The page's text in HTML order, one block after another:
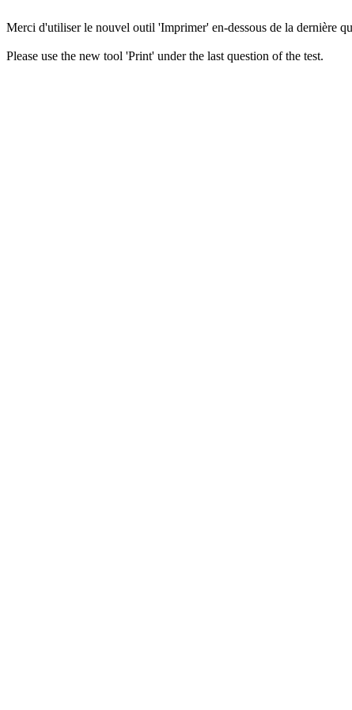
Merci d'utiliser le nouvel outil 'Imprimer' en-dessous de la dernière
Please use the new tool 'Print' under the last question of the test.